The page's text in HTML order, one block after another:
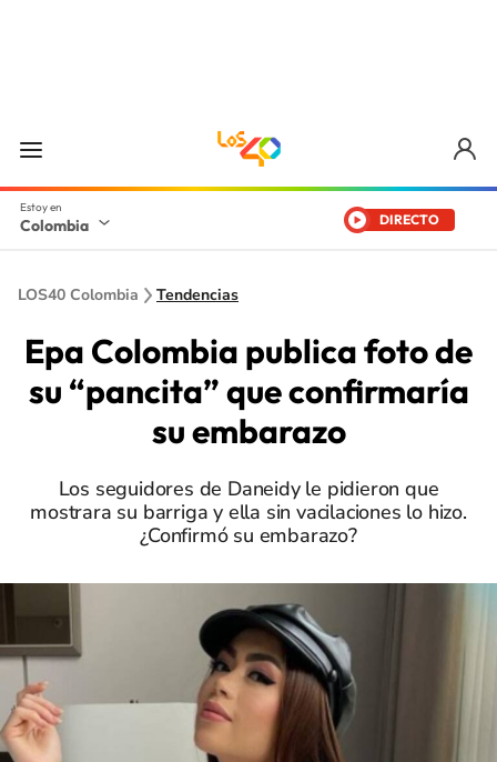
Colombia DIRECTO
LOS40 Colombia Tendencias
Epa Colombia publica foto de
su “pancita” que confirmaría
su embarazo
Los seguidores de Daneidy le pidieron que
mostrara su barriga y ella sin vacilaciones lo hizo.
¿Confirmó su embarazo?